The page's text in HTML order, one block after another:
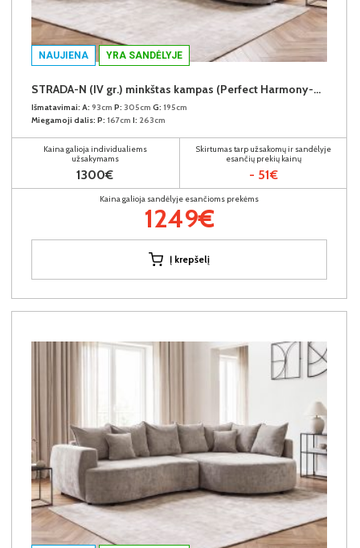
NAUJIENA YRA SANDĖLYJE
STRADA-N (IV gr.) minkštas kampas (Perfect Harmony-04) K
Išmatavimai: A: 93cm P: 305cm G: 195cm
Miegamoji dalis: P: 167cm I: 263cm
Kaina galioja individualiems
užsakymams
1300€
Skirtumas tarp užsakomų ir sandėlyje
esančių prekių kainų
- 51€
Kaina galioja sandėlyje esančioms prekėms
1249€
Į krepšelį